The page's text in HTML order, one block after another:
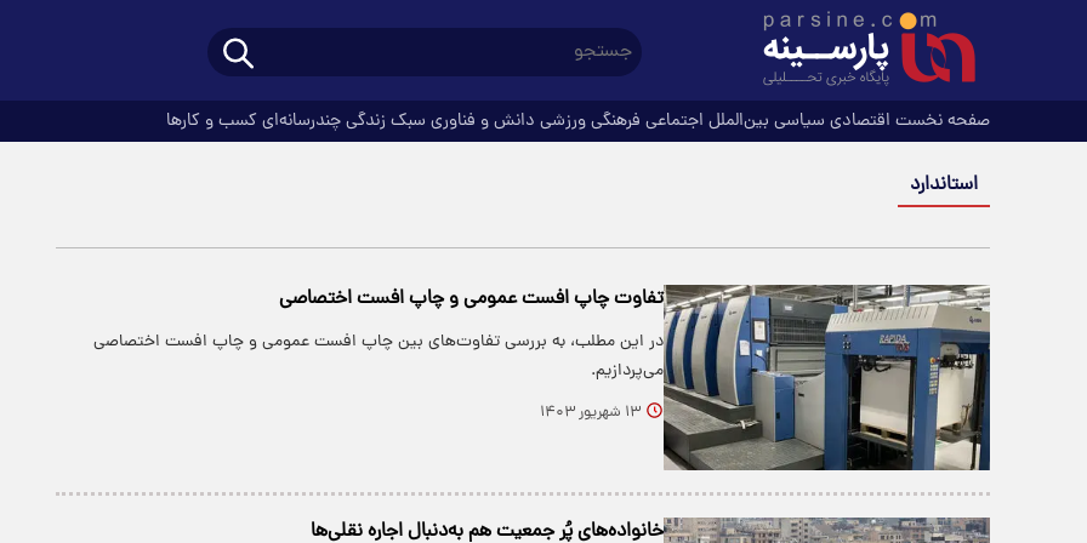
صفحه نخست اقتصادی سیاسی بین‌الملل اجتماعی فرهنگیورزشی دانش و فناوری سبک زندگیچندرسانه‌ای کسب و کارها
استاندارد
تفاوت چاپ افست عمومی و چاپ افست اختصاصی
در این مطلب، به بررسی تفاوت‌های بین چاپ افست عمومی و چاپ افست اختصاصی
می‌پردازیم.
۱۳ شهریور ۱۴۰۳
خانواده‌های پُر جمعیت هم به‌دنبال اجاره نقلی‌ها